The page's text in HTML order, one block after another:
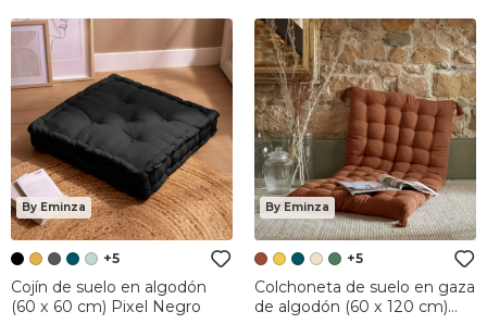
By Eminza
+5
Cojín de suelo en algodón
(60 x 60 cm) Pixel Negro
By Eminza
+5
Colchoneta de suelo en gaza
de algodón (60 x 120 cm)